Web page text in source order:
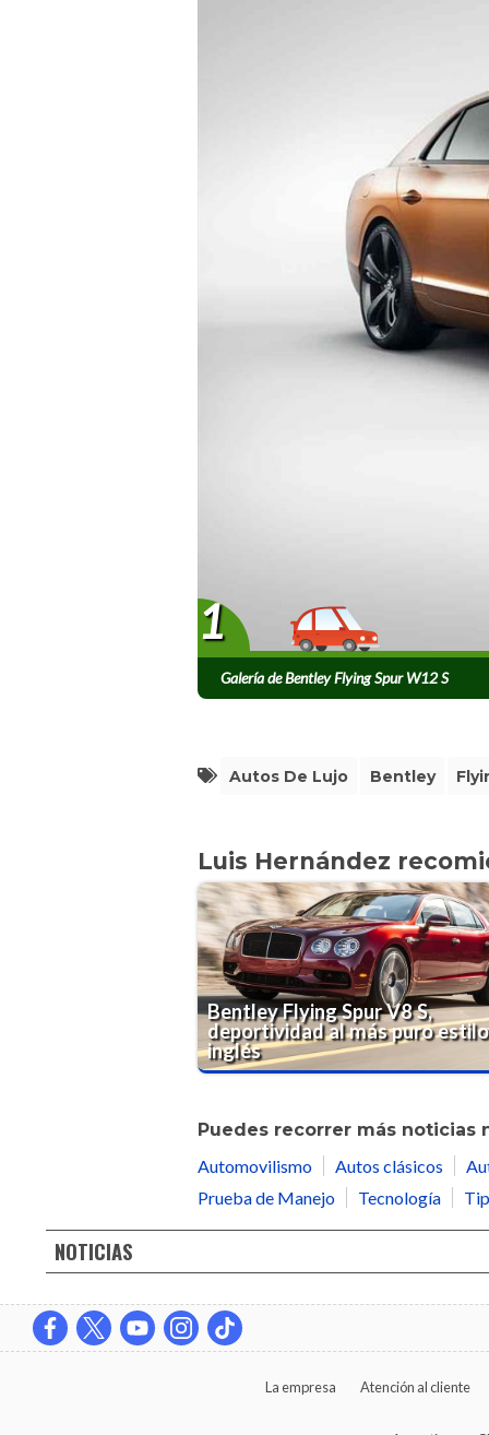
Galería de Bentley Flying Spur W12 S
1
Autos De Lujo Bentley
Luis Hernández
Bentley Flying Spur V8 S,
deportividad al más puro estilo
inglés
Puedes recorrer más noticias
Automovilismo
Autos clásicos
Prueba de Manejo
Tecnología
NOTICIAS
La empresa Atención al cliente